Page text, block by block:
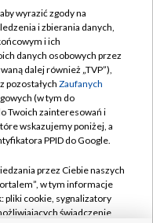
wyrazić zgody na
i zbierania danych,
i ich
danych osobowych przez
dalej również „TVP”),
pozostałych Zaufanych
(w tym do
Twoich zainteresowań i
wskazujemy poniżej, a
PPID do Google.
przez Ciebie naszych
w tym informacje
pliki cookie, sygnalizatory
świadczenie